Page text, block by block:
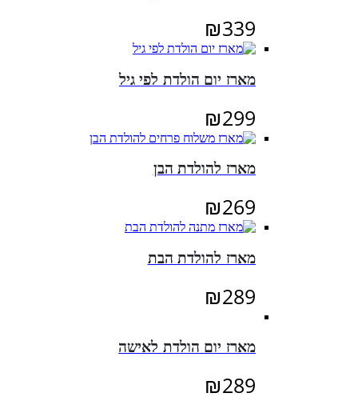
₪339
מארז יום הולדת לפי גיל
₪299
מארז להולדת הבן
₪269
מארז להולדת הבת
₪289
מארז יום הולדת לאישה
₪289